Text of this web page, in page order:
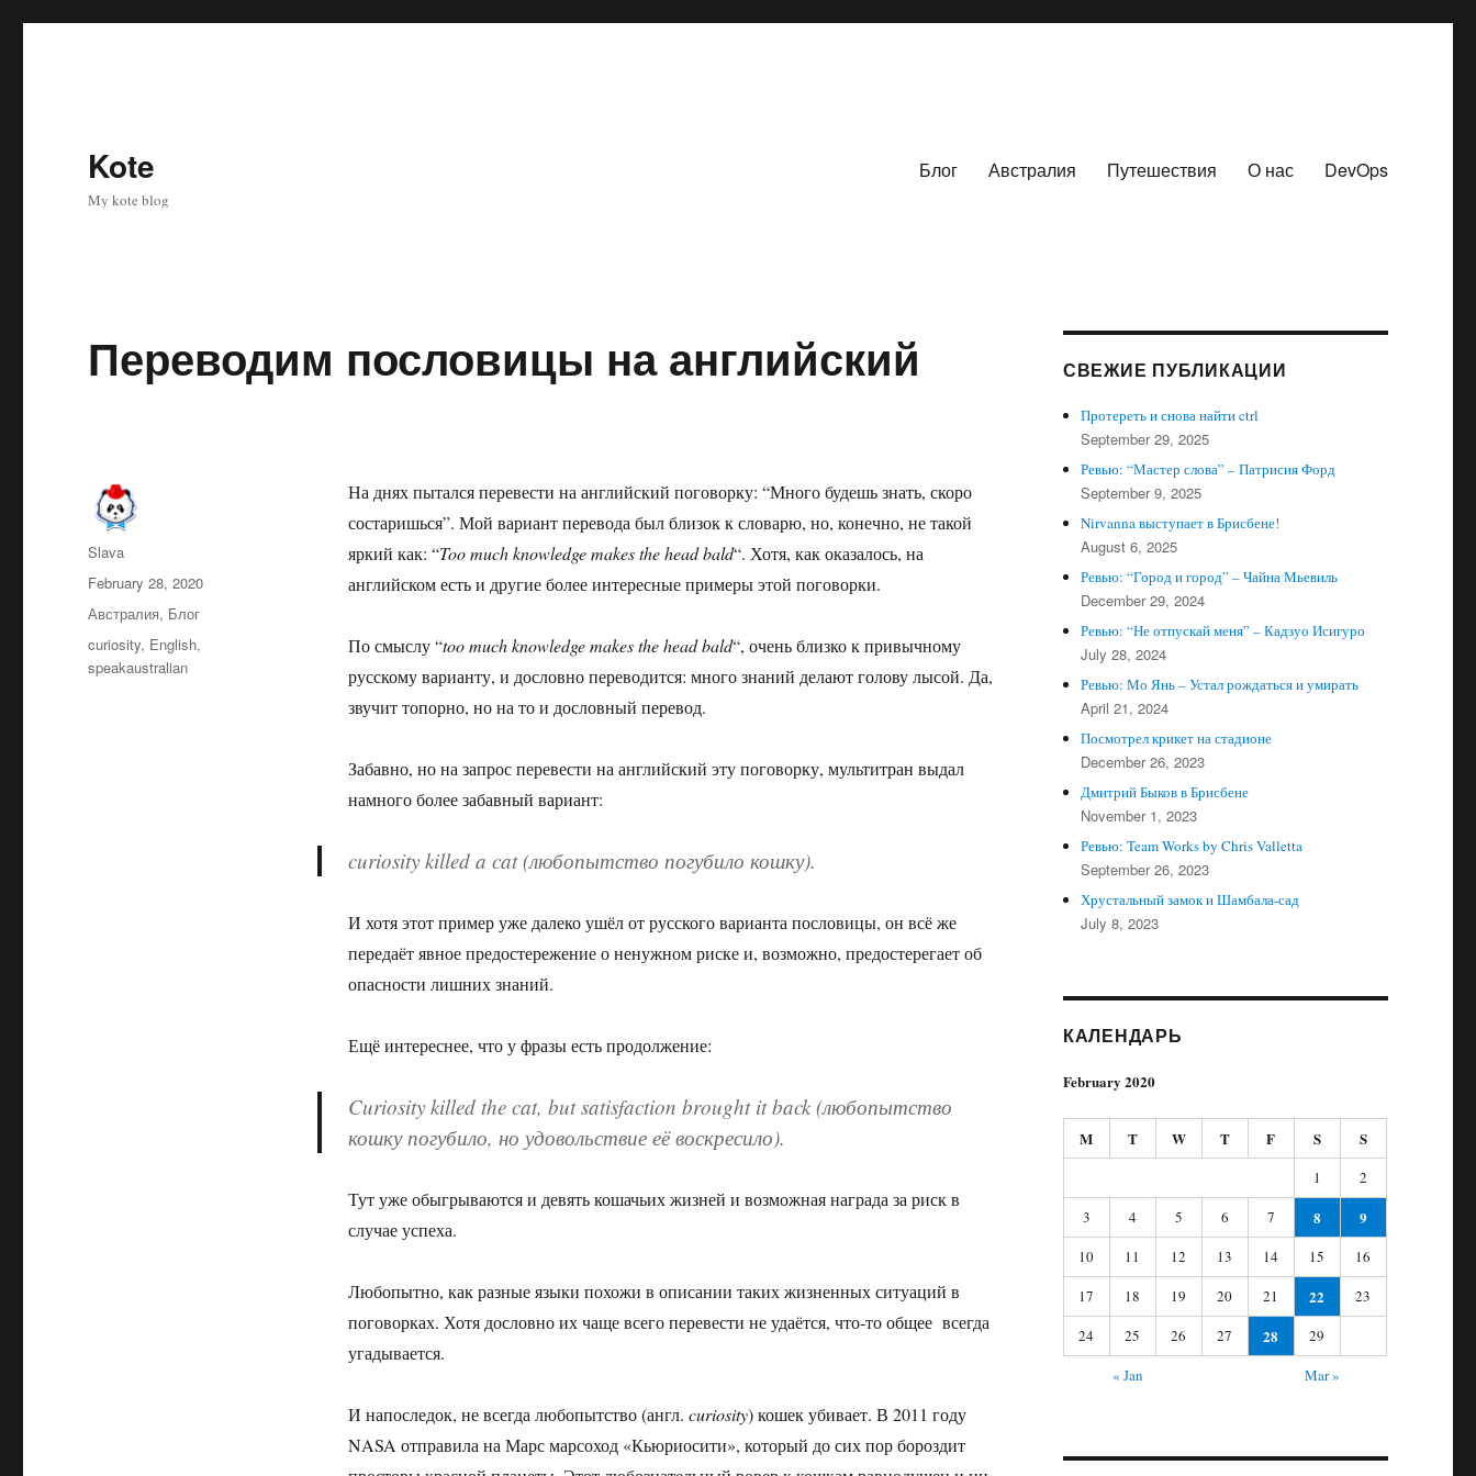
Kote
My kote blog
Блог Австралия Путешествия О нас DevOps
Переводим пословицы на английский
На днях пытался перевести на английский поговорку: “Много будешь знать, скоро
состаришься”. Мой вариант перевода был близок к словарю, но, конечно, не такой
яркий как: “Too much knowledge makes the head bald“. Хотя, как оказалось, на
английском есть и другие более интересные примеры этой поговорки.
По смыслу “too much knowledge makes the head bald“, очень близко к привычному
русскому варианту, и дословно переводится: много знаний делают голову лысой. Да,
звучит топорно, но на то и дословный перевод.
Забавно, но на запрос перевести на английский эту поговорку, мультитран выдал
намного более забавный вариант:
curiosity killed a cat(любопытство погубило кошку).
И хотя этот пример уже далеко ушёл от русского варианта пословицы, он всё же
передаёт явное предостережение о ненужном риске и, возможно, предостерегает об
опасности лишних знаний.
Ещё интереснее, что у фразы есть продолжение:
Curiosity killed the cat, but satisfaction brought it back(любопытство
кошку погубило, но удовольствие её воскресило).
Тут уже обыгрываются и девять кошачьих жизней и возможная награда за риск в
случае успеха.
Любопытно, как разные языки похожи в описании таких жизненных ситуаций в
поговорках. Хотя дословно их чаще всего перевести не удаётся, что-то общее всегда
угадывается.
И напоследок, не всегда любопытство (англ. curiosity) кошек убивает. В 2011 году
NASA отправила на Марс марсоход «Кьюриосити», который до сих пор бороздит
Author
Slava
Posted
on
February 28, 2020
Categories
Австралия, Блог
Tags
curiosity, English,
speakaustralian
СВЕЖИЕ ПУБЛИКАЦИИ
Протереть и снова найти ctrl
September 29, 2025
Ревью: “Мастер слова” – Патрисия Форд
September 9, 2025
Nirvanna выступает в Брисбене!
August 6, 2025
Ревью: “Город и город” – Чайна Мьевиль
December 29, 2024
Ревью: “Не отпускай меня” – Кадзуо Исигуро
July 28, 2024
Ревью: Мо Янь – Устал рождаться и умирать
April 21, 2024
Посмотрел крикет на стадионе
December 26, 2023
Дмитрий Быков в Брисбене
November 1, 2023
Ревью: Team Works by Chris Valletta
September 26, 2023
Хрустальный замок и Шамбала-сад
July 8, 2023
КАЛЕНДАРЬ
February 2020
M T W T F S S
1
2
3
4 5 6 7 8 9
10 11 12 13 14 15
16
17
18 19 20 21 22
23
24
25 26 27 28
29
« Jan
Mar »